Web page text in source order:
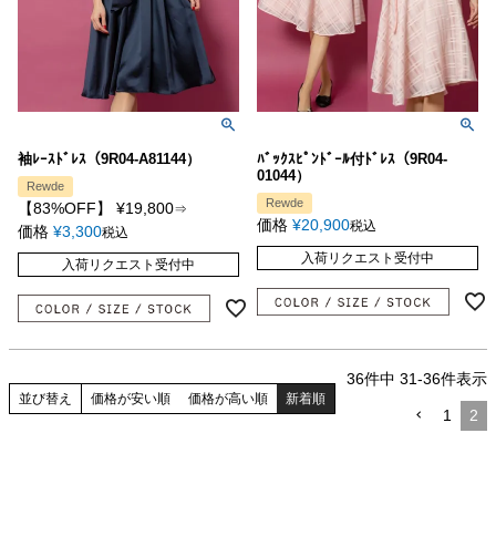
袖ﾚｰｽﾄﾞﾚｽ（9R04-A81144）
Rewde
【83%OFF】 ¥19,800⇒
価格 ¥3,300税込
入荷リクエスト受付中
ﾊﾞｯｸｽﾋﾟﾝﾄﾞｰﾙ付ﾄﾞﾚｽ（9R04-
01044）
Rewde
価格 ¥20,900税込
入荷リクエスト受付中
並び替え 価格が安い順 価格が高い順 新着順
36件中 31-36件表示
1 2